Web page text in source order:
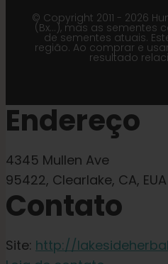
© Copyright 2011 - 2026
(Bx…), mas as sementes
de sementes atuais.
região. Ao comprar e
resultado
Endereço
4345 Mullen Ave
95422, Clearlake, CA, EUA
Contato
Site: http://